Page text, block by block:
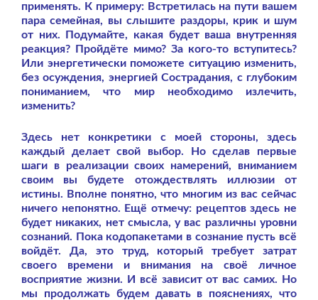
применять. К примеру: Встретилась на пути вашем
пара семейная, вы слышите раздоры, крик и шум
от них. Подумайте, какая будет ваша внутренняя
реакция? Пройдёте мимо? За кого-то вступитесь?
Или энергетически поможете ситуацию изменить,
без осуждения, энергией Сострадания, с глубоким
пониманием, что мир необходимо излечить,
изменить?
Здесь нет конкретики с моей стороны, здесь
каждый делает свой выбор. Но сделав первые
шаги в реализации своих намерений, вниманием
своим вы будете отождествлять иллюзии от
истины. Вполне понятно, что многим из вас сейчас
ничего непонятно. Ещё отмечу: рецептов здесь не
будет никаких, нет смысла, у вас различны уровни
сознаний. Пока кодопакетами в сознание пусть всё
войдёт. Да, это труд, который требует затрат
своего времени и внимания на своё личное
восприятие жизни. И всё зависит от вас самих. Но
мы продолжать будем давать в пояснениях, что